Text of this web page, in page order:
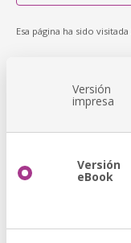
Esa página ha sido visitada
Versión
impresa
Versión
eBook